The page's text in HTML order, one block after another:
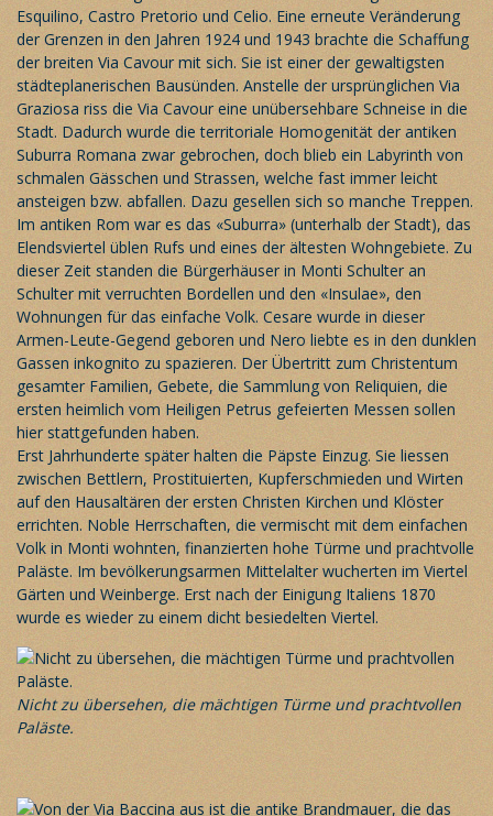
Esquilino, Castro Pretorio und Celio. Eine erneute Veränderung
der Grenzen in den Jahren 1924 und 1943 brachte die Schaffung
der breiten Via Cavour mit sich. Sie ist einer der gewaltigsten
städteplanerischen Bausünden. Anstelle der ursprünglichen Via
Graziosa riss die Via Cavour eine unübersehbare Schneise in die
Stadt. Dadurch wurde die territoriale Homogenität der antiken
Suburra Romana zwar gebrochen, doch blieb ein Labyrinth von
schmalen Gässchen und Strassen, welche fast immer leicht
ansteigen bzw. abfallen. Dazu gesellen sich so manche Treppen.
Im antiken Rom war es das «Suburra» (unterhalb der Stadt), das
Elendsviertel üblen Rufs und eines der ältesten Wohngebiete. Zu
dieser Zeit standen die Bürgerhäuser in Monti Schulter an
Schulter mit verruchten Bordellen und den «Insulae», den
Wohnungen für das einfache Volk. Cesare wurde in dieser
Armen-Leute-Gegend geboren und Nero liebte es in den dunklen
Gassen inkognito zu spazieren. Der Übertritt zum Christentum
gesamter Familien, Gebete, die Sammlung von Reliquien, die
ersten heimlich vom Heiligen Petrus gefeierten Messen sollen
hier stattgefunden haben.
Erst Jahrhunderte später halten die Päpste Einzug. Sie liessen
zwischen Bettlern, Prostituierten, Kupferschmieden und Wirten
auf den Hausaltären der ersten Christen Kirchen und Klöster
errichten. Noble Herrschaften, die vermischt mit dem einfachen
Volk in Monti wohnten, finanzierten hohe Türme und prachtvolle
Paläste. Im bevölkerungsarmen Mittelalter wucherten im Viertel
Gärten und Weinberge. Erst nach der Einigung Italiens 1870
wurde es wieder zu einem dicht besiedelten Viertel.
Nicht zu übersehen, die mächtigen Türme und prachtvollen
Paläste.